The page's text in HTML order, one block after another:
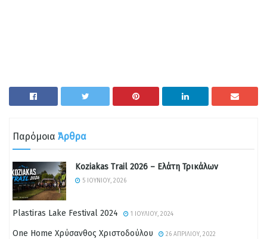
Παρόμοια Άρθρα
Koziakas Trail 2026 – Ελάτη Τρικάλων
5 ΙΟΥΝΊΟΥ, 2026
Plastiras Lake Festival 2024 1 ΙΟΥΛΊΟΥ, 2024
One Home Χρύσανθος Χριστοδούλου 26 ΑΠΡΙΛΊΟΥ, 2022